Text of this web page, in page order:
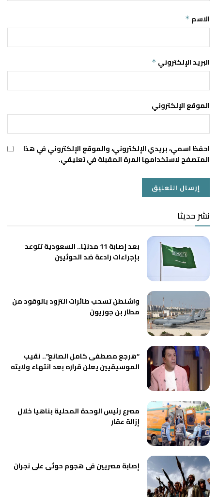
الاسم *
البريد الإلكتروني *
الموقع الإلكتروني
احفظ اسمي، بريدي الإلكتروني، والموقع الإلكتروني في هذا
المتصفح لاستخدامها المرة المقبلة في تعليقي.
نشر حديثا
بعد إصابة 11 مدنيًا.. السعودية تتوعد
بإجراءات رادعة ضد الحوثيين
واشنطن تسحب طائرات التزود بالوقود من
مطار بن جوريون
“هرجع مصطفى كامل الصانع”.. نقيب
الموسيقيين يعلن قراره بعد انتهاء ولايته
مصرع رئيس الوحدة المحلية بناهيا خلال
إزالة عقار
إصابة مصريين في هجوم حوثي على نجران